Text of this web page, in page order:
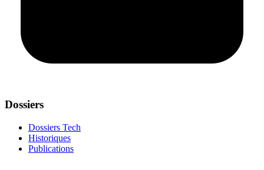
Dossiers
Dossiers Tech
Historiques
Publications